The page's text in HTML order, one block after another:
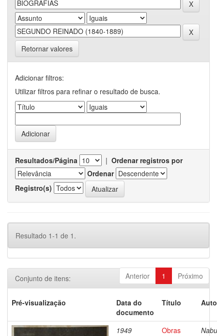
Retornar valores
Adicionar filtros:
Utilizar filtros para refinar o resultado de busca.
Resultados/Página | Ordenar registros por
Ordenar
Registro(s)
Resultado 1-1 de 1.
Anterior 1 Próximo
Conjunto de itens:
Pré-visualização
Data do
documento
Título
1949
Obras